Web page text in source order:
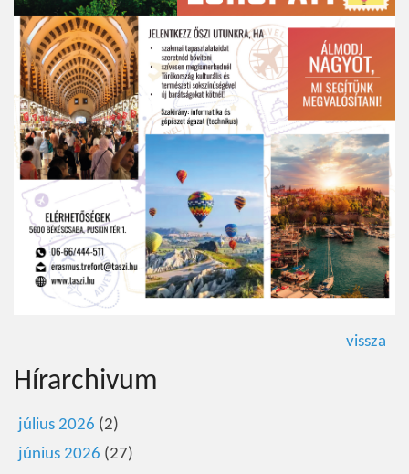
vissza
Hírarchivum
július 2026 (2)
június 2026 (27)